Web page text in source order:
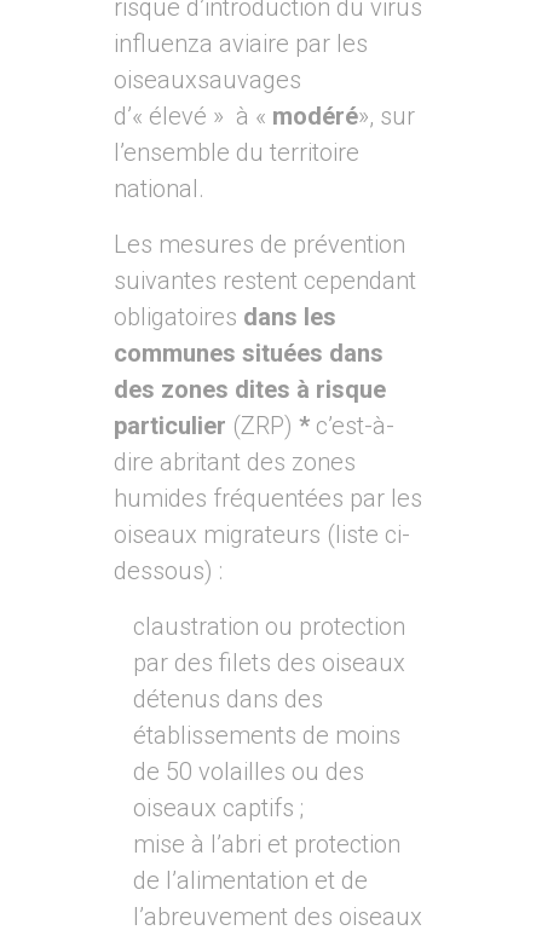
risque d’introduction du virus
influenza aviaire par les
oiseauxsauvages
d’« élevé » à « modéré», sur
l’ensemble du territoire
national.
Les mesures de prévention
suivantes restent cependant
obligatoires dans les
communes situées dans
des zones dites à risque
particulier (ZRP) * c’est-à-
dire abritant des zones
humides fréquentées par les
oiseaux migrateurs (liste ci-
dessous) :
claustration ou protection
par des filets des oiseaux
détenus dans des
établissements de moins
de 50 volailles ou des
oiseaux captifs ;
mise à l’abri et protection
de l’alimentation et de
l’abreuvement des oiseaux